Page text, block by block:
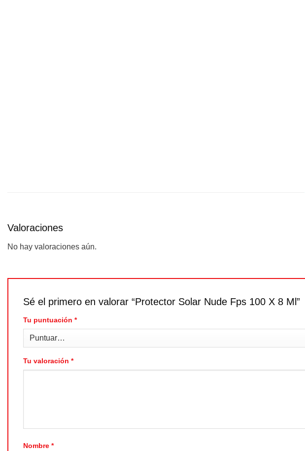
Valoraciones
No hay valoraciones aún.
Sé el primero en valorar “Protector Solar Nude Fps 100 X 8 Ml”
Tu puntuación *
Tu valoración *
Nombre *